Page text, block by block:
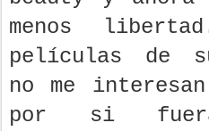
menos
películas de
no me
por si